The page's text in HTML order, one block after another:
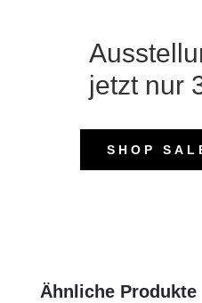
jetzt nur
SHOP
Ähnliche Produkte